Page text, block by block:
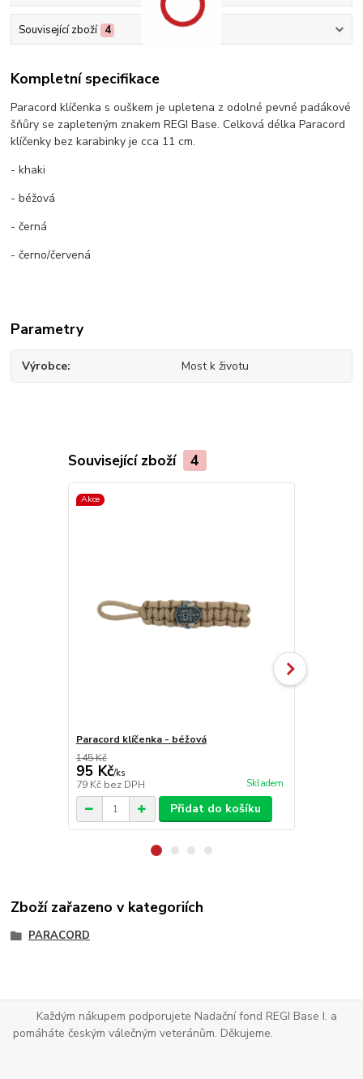
Související zboží 4
Kompletní specifikace
Paracord klíčenka s ouškem je upletena z odolné pevné padákové
šňůry se zapleteným znakem REGI Base. Celková délka Paracord
klíčenky bez karabinky je cca 11 cm.
- khaki
- béžová
- černá
- černo/červená
Parametry
Výrobce Most k životu
Související zboží 4
Akce
Paracord klíčenka - béžová
145 Kč
95 Kč/ks
79 Kč bez DPH Skladem
Přidat do košíku
Zboží zařazeno v kategoriích
PARACORD
Každým nákupem podporujete Nadační fond REGI Base I. a
pomáháte českým válečným veteránům. Děkujeme.